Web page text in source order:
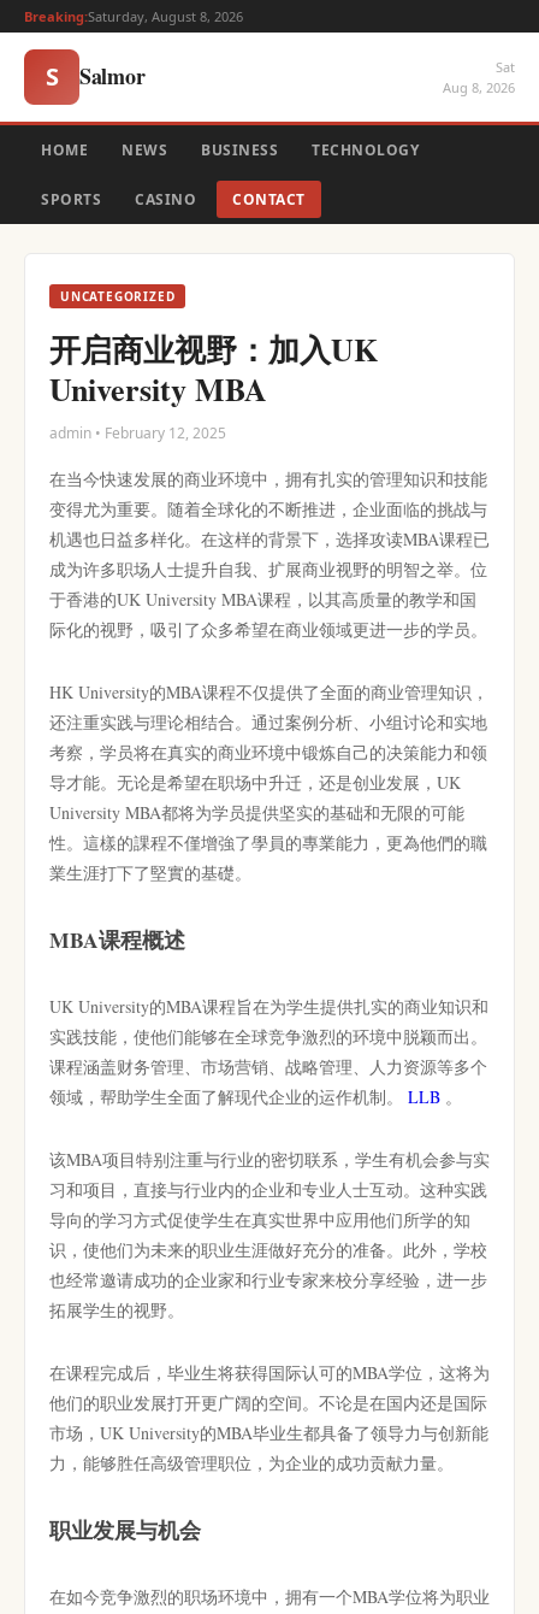
Breaking:Saturday, August 8, 2026
S Salmor
Sat
Aug 8, 2026
HOME NEWS BUSINESS TECHNOLOGY
SPORTS CASINO CONTACT
UNCATEGORIZED
开启商业视野：加入UK
University MBA
admin • February 12, 2025
在当今快速发展的商业环境中，拥有扎实的管理知识和技能
变得尤为重要。随着全球化的不断推进，企业面临的挑战与
机遇也日益多样化。在这样的背景下，选择攻读MBA课程已
成为许多职场人士提升自我、扩展商业视野的明智之举。位
于香港的UK University MBA课程，以其高质量的教学和国
际化的视野，吸引了众多希望在商业领域更进一步的学员。
HK University的MBA课程不仅提供了全面的商业管理知识，
还注重实践与理论相结合。通过案例分析、小组讨论和实地
考察，学员将在真实的商业环境中锻炼自己的决策能力和领
导才能。无论是希望在职场中升迁，还是创业发展，UK
University MBA都将为学员提供坚实的基础和无限的可能
性。這樣的課程不僅增強了學員的專業能力，更為他們的職
業生涯打下了堅實的基礎。
MBA课程概述
UK University的MBA课程旨在为学生提供扎实的商业知识和
实践技能，使他们能够在全球竞争激烈的环境中脱颖而出。
课程涵盖财务管理、市场营销、战略管理、人力资源等多个
领域，帮助学生全面了解现代企业的运作机制。 LLB 。
该MBA项目特别注重与行业的密切联系，学生有机会参与实
习和项目，直接与行业内的企业和专业人士互动。这种实践
导向的学习方式促使学生在真实世界中应用他们所学的知
识，使他们为未来的职业生涯做好充分的准备。此外，学校
也经常邀请成功的企业家和行业专家来校分享经验，进一步
拓展学生的视野。
在课程完成后，毕业生将获得国际认可的MBA学位，这将为
他们的职业发展打开更广阔的空间。不论是在国内还是国际
市场，UK University的MBA毕业生都具备了领导力与创新能
力，能够胜任高级管理职位，为企业的成功贡献力量。
职业发展与机会
在如今竞争激烈的职场环境中，拥有一个MBA学位将为职业